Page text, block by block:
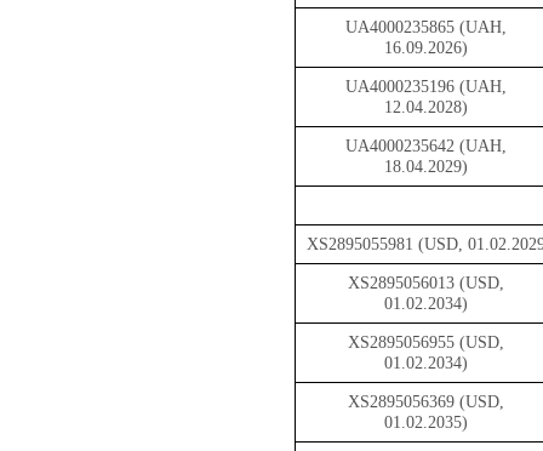
UA4000235865 (UAH,
16.09.2026)
UA4000235196 (UAH,
12.04.2028)
UA4000235642 (UAH,
18.04.2029)
XS2895055981 (USD,
XS2895056013 (USD,
01.02.2034)
XS2895056955 (USD,
01.02.2034)
XS2895056369 (USD,
01.02.2035)